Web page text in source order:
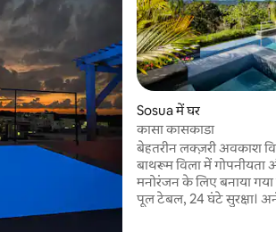
Sosua में घर
कासा कासकाडा
बेहतरीन लक्ज़री अवकाश
बाथरूम विला में
मनोरंजन के लिए बनाया गया
पूल टेबल, 24 घंटे सुरक्षा।